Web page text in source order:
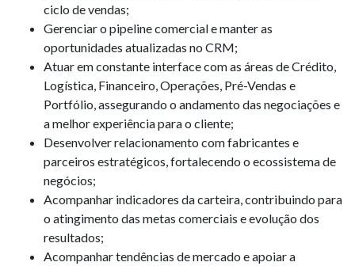
ciclo de vendas;
Gerenciar o pipeline comercial e manter as
oportunidades atualizadas no CRM;
Atuar em constante interface com as áreas de Crédito,
Logística, Financeiro, Operações, Pré-Vendas e
Portfólio, assegurando o andamento das negociações e
a melhor experiência para o cliente;
Desenvolver relacionamento com fabricantes e
parceiros estratégicos, fortalecendo o ecossistema de
negócios;
Acompanhar indicadores da carteira, contribuindo para
o atingimento das metas comerciais e evolução dos
resultados;
Acompanhar tendências de mercado e apoiar a